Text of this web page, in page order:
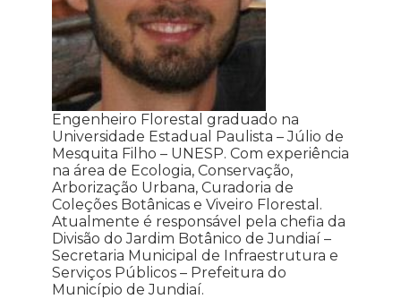
Engenheiro Florestal graduado na
Universidade Estadual Paulista – Júlio de
Mesquita Filho – UNESP. Com experiência
na área de Ecologia, Conservação,
Arborização Urbana, Curadoria de
Coleções Botânicas e Viveiro Florestal.
Atualmente é responsável pela chefia da
Divisão do Jardim Botânico de Jundiaí –
Secretaria Municipal de Infraestrutura e
Serviços Públicos – Prefeitura do
Município de Jundiaí.